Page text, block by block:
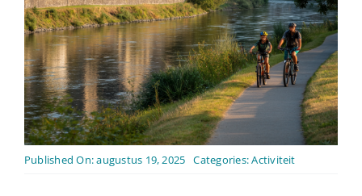
Contact
Nederlands
Published On: augustus 19, 2025 Categories:Activiteit